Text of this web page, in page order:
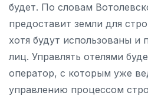
будет. По словам
предоставит земли для
хотя будут использованы и
лиц. Управлять отелями
оператор, с которым уже
управлению процессом